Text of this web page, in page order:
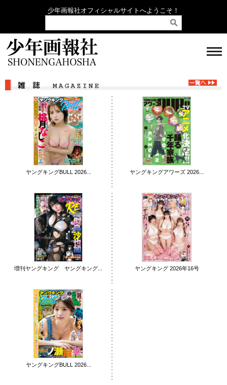
少年画報社オフィシャルサイトへようこそ！
ヤングキングBULL 2026... ヤングキングアワーズ 2026...
増刊ヤングキング ヤングキング... ヤングキング 2026年16号
ヤングキングBULL 2026...